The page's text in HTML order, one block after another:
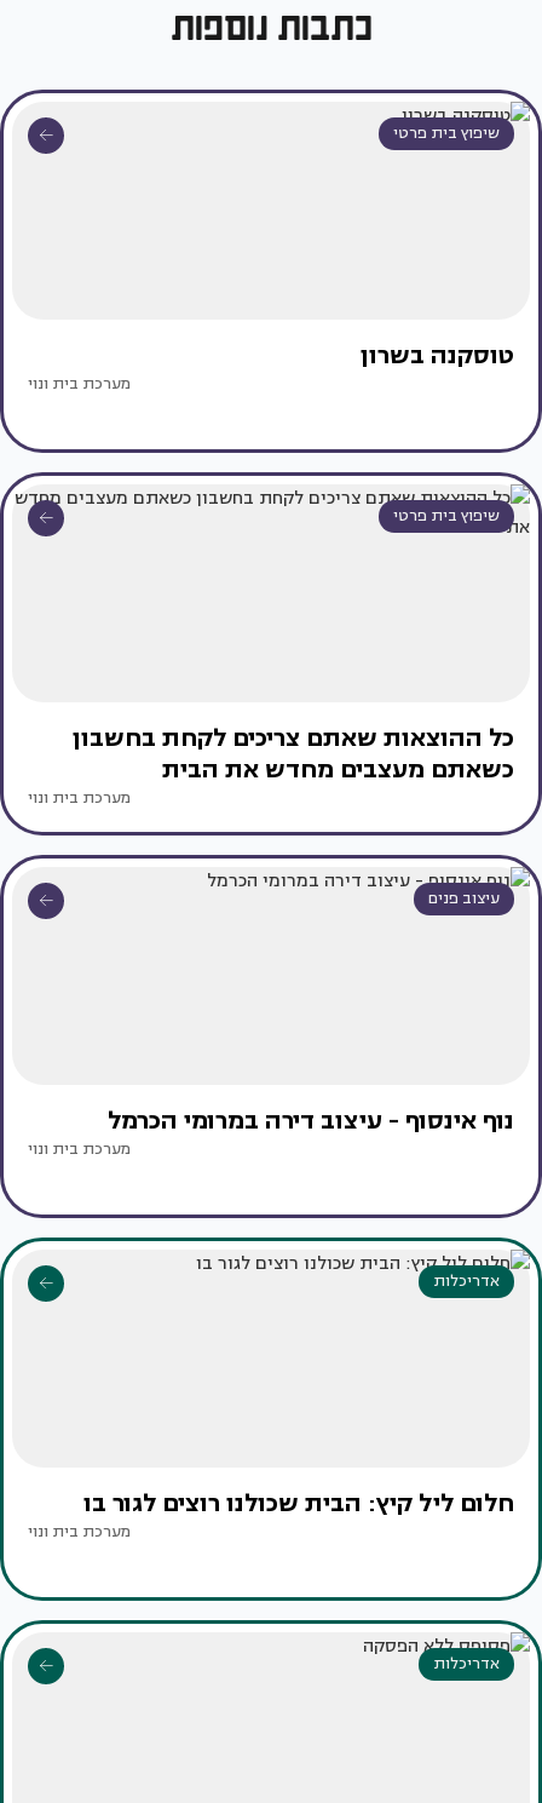
כתבות נוספות
שיפוץ בית פרטי
טוסקנה בשרון
מערכת בית ונוי
שיפוץ בית פרטי
כל ההוצאות שאתם צריכים לקחת בחשבון
כשאתם מעצבים מחדש את הבית
מערכת בית ונוי
עיצוב פנים
נוף אינסוף - עיצוב דירה במרומי הכרמל
מערכת בית ונוי
אדריכלות
חלום ליל קיץ: הבית שכולנו רוצים לגור בו
מערכת בית ונוי
אדריכלות